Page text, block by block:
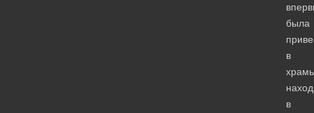
была
в
в